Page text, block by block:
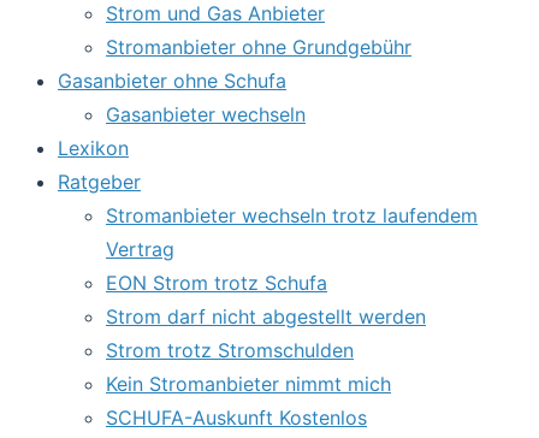
Strom und Gas Anbieter
Stromanbieter ohne Grundgebühr
Gasanbieter ohne Schufa
Gasanbieter wechseln
Lexikon
Ratgeber
Stromanbieter wechseln trotz laufendem
Vertrag
EON Strom trotz Schufa
Strom darf nicht abgestellt werden
Strom trotz Stromschulden
Kein Stromanbieter nimmt mich
SCHUFA-Auskunft Kostenlos